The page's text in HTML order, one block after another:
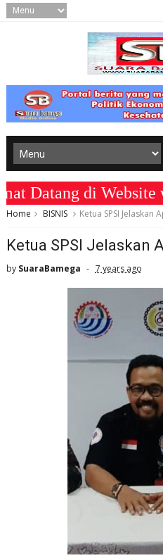
di Website
Home BISNIS Ketua SPSI Jelaskan
Ketua SPSI Jelaskan
by SuaraBamega 7 years ago